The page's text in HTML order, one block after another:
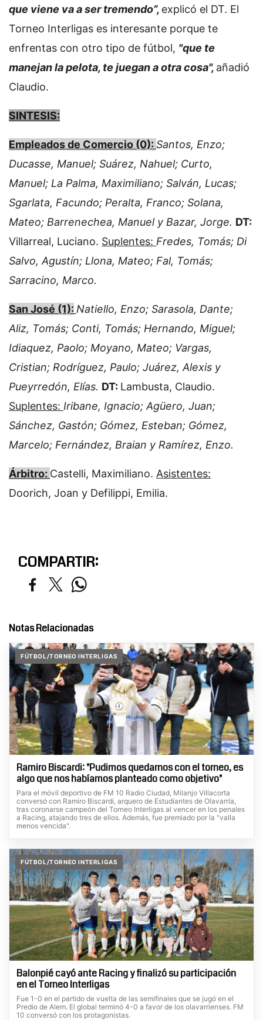
que viene va a ser tremendo”, explicó el DT. El
Torneo Interligas es interesante porque te
enfrentas con otro tipo de fútbol, "que te
manejan la pelota, te juegan a otra cosa", añadió
Claudio.
SINTESIS:
Empleados de Comercio (0): Santos, Enzo;
Ducasse, Manuel; Suárez, Nahuel; Curto,
Manuel; La Palma, Maximiliano; Salván, Lucas;
Sgarlata, Facundo; Peralta, Franco; Solana,
Mateo; Barrenechea, Manuel y Bazar, Jorge. DT:
Villarreal, Luciano. Suplentes: Fredes, Tomás; Di
Salvo, Agustín; Llona, Mateo; Fal, Tomás;
Sarracino, Marco.
San José (1): Natiello, Enzo; Sarasola, Dante;
Aliz, Tomás; Conti, Tomás; Hernando, Miguel;
Idiaquez, Paolo; Moyano, Mateo; Vargas,
Cristian; Rodríguez, Paulo; Juárez, Alexis y
Pueyrredón, Elías. DT: Lambusta, Claudio.
Suplentes: Iribane, Ignacio; Agüero, Juan;
Sánchez, Gastón; Gómez, Esteban; Gómez,
Marcelo; Fernández, Braian y Ramírez, Enzo.
Árbitro: Castelli, Maximiliano. Asistentes:
Doorich, Joan y Defilippi, Emilia.
COMPARTIR:
Notas Relacionadas
FÚTBOL/TORNEO INTERLIGAS
Ramiro Biscardi: "Pudimos quedarnos con el torneo, es
algo que nos habíamos planteado como objetivo"
Para el móvil deportivo de FM 10 Radio Ciudad, Milanjo Villacorta
conversó con Ramiro Biscardi, arquero de Estudiantes de Olavarría,
tras coronarse campeón del Torneo Interligas al vencer en los penales
a Racing, atajando tres de ellos. Además, fue premiado por la "valla
menos vencida".
FÚTBOL/TORNEO INTERLIGAS
Balonpié cayó ante Racing y finalizó su participación
en el Torneo Interligas
Fue 1-0 en el partido de vuelta de las semifinales que se jugó en el
Predio de Alem. El global terminó 4-0 a favor de los olavarrienses. FM
10 conversó con los protagonistas.